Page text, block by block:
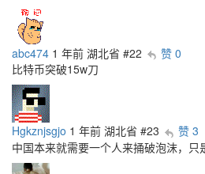
abc474 1 年前 湖北省 #22
赞 0
比特币突破15w刀
Hgkznjsgjo 1 年前 湖北省 #23
赞 3
中国本来就需要一个人来捅破泡沫，只